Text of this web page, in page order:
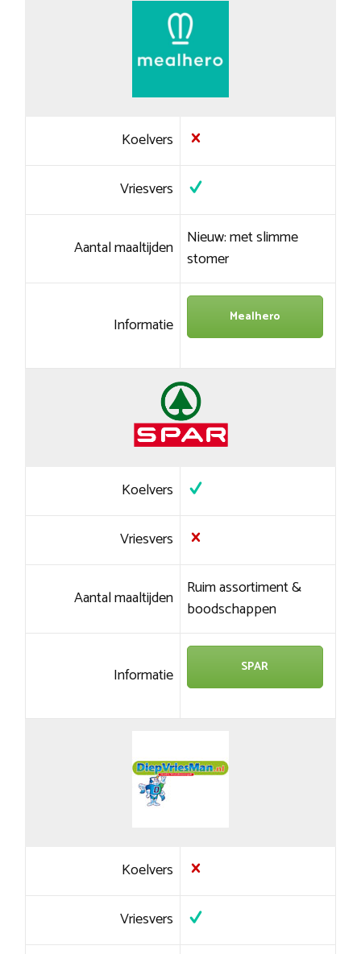
Koelvers
Vriesvers
Aantal maaltijden Nieuw: met slimme
stomer
Informatie Mealhero
Koelvers
Vriesvers
Aantal maaltijden Ruim assortiment &
boodschappen
Informatie SPAR
Koelvers
Vriesvers